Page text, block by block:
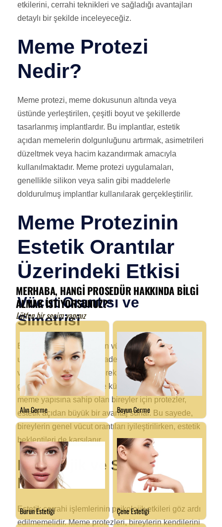
etkilerini, cerrahi teknikleri ve sağladığı avantajları
detaylı bir şekilde inceleyeceğiz.
Meme Protezi
Nedir?
Meme protezi, meme dokusunun altında veya
üstünde yerleştirilen, çeşitli boyut ve şekillerde
tasarlanmış implantlardır. Bu implantlar, estetik
açıdan memelerin dolgunluğunu artırmak, asimetrileri
düzeltmek veya hacim kazandırmak amacıyla
kullanılmaktadır. Meme protezi uygulamaları,
genellikle silikon veya salin gibi maddelerle
doldurulmuş implantlar kullanılarak gerçekleştirilir.
Meme Protezinin
Estetik Orantılar
Üzerindeki Etkisi
Vücut Orantısı ve
Simetrisi
Estetik orantılar, bir kişinin vücudunun genel
uyumunu ve simetrisini ifade eder. Meme protezleri,
vücut hatlarını dengeleyerek daha simetrik bir
görünüm sağlar. Özellikle küçük ya da asimetrik
meme yapısına sahip olan bireyler için protezler,
estetik açıdan büyük bir avantaj sunar. Bu sayede,
bireylerin genel vücut orantıları iyileştirilirken, estetik
beklentileri de karşılanır.
Psikolojik ve Sosyal
Etkiler
Estetik cerrahi işlemlerinin psikolojik etkileri göz ardı
edilmemelidir. Meme protezleri, bireylerin kendilerini